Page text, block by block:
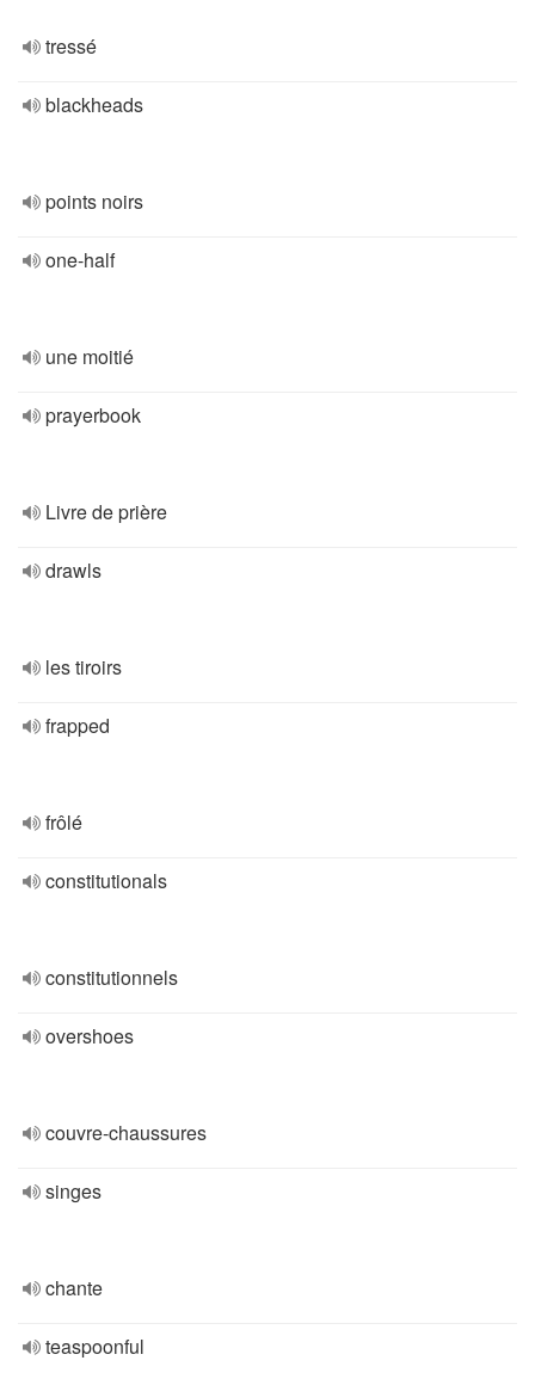
tressé
blackheads
points noirs
one-half
une moitié
prayerbook
Livre de prière
drawls
les tiroirs
frapped
frôlé
constitutionals
constitutionnels
overshoes
couvre-chaussures
singes
chante
teaspoonful